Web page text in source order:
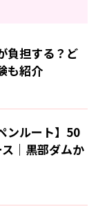
負担する？ど
も紹介
ンルート】50
｜黒部ダムか